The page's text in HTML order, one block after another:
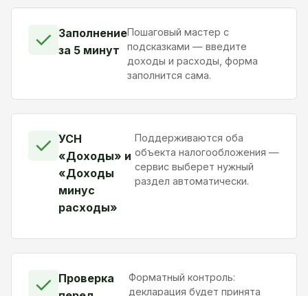
✓ Заполнение
за 5 минут
Пошаговый мастер с
подсказками — введите
доходы и расходы, форма
заполнится сама.
✓ УСН
«Доходы» и
«Доходы
минус
расходы»
Поддерживаются оба
объекта налогообложения —
сервис выберет нужный
раздел автоматически.
✓ Проверка
Форматный контроль:
декларация будет принята